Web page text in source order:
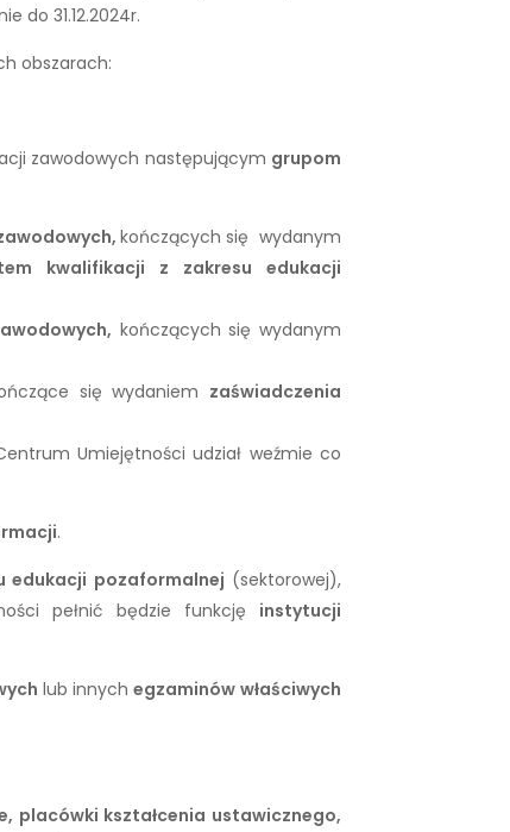
do 31.12.2024r.
obszarach:
zawodowych następującym grupom
kończących się wydanym
kwalifikacji z zakresu edukacji
, kończących się wydanym
się wydaniem zaświadczenia
Umiejętności udział weźmie co
.
edukacji pozaformalnej (sektorowej),
pełnić będzie funkcję instytucji
lub innych egzaminów właściwych
placówki kształcenia ustawicznego,